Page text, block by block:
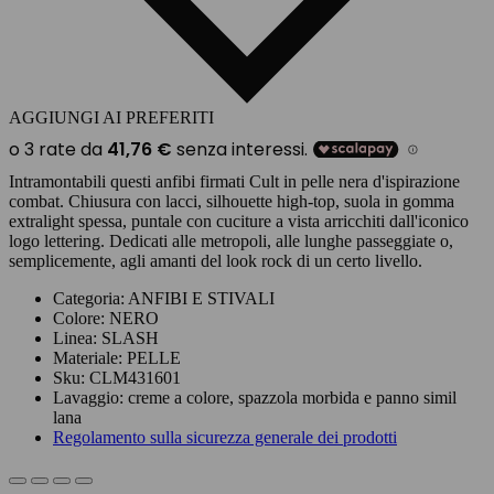
AGGIUNGI AI PREFERITI
Intramontabili questi anfibi firmati Cult in pelle nera d'ispirazione
combat. Chiusura con lacci, silhouette high-top, suola in gomma
extralight spessa, puntale con cuciture a vista arricchiti dall'iconico
logo lettering. Dedicati alle metropoli, alle lunghe passeggiate o,
semplicemente, agli amanti del look rock di un certo livello.
Categoria: ANFIBI E STIVALI
Colore: NERO
Linea: SLASH
Materiale: PELLE
Sku: CLM431601
Lavaggio: creme a colore, spazzola morbida e panno simil
lana
Regolamento sulla sicurezza generale dei prodotti